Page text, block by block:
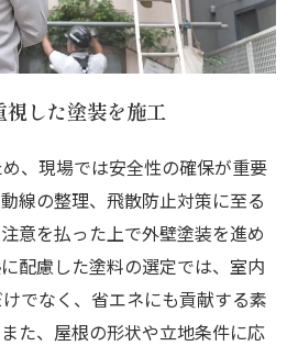
した塗装を施工
、現場では安全性の確保が重要
線の整理、飛散防止対策に至る
意を払った上で外壁塗装を進め
配慮した塗料の選定では、室内
でなく、省エネにも貢献する素
た、屋根の形状や立地条件に応